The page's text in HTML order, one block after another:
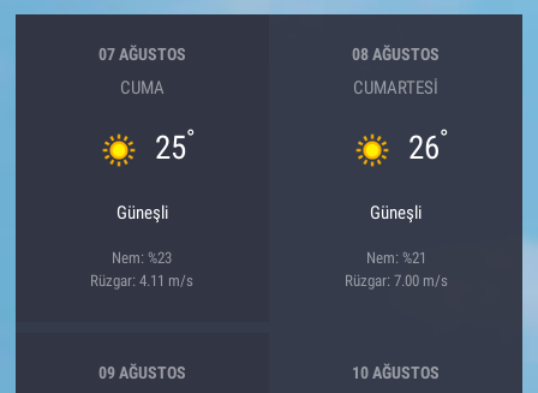
07 AĞUSTOS
CUMA
25°
Güneşli
Nem: %23
Rüzgar: 4.11 m/s
08 AĞUSTOS
CUMARTESI
26°
Güneşli
Nem: %21
Rüzgar: 7.00 m/s
09 AĞUSTOS 10 AĞUSTOS